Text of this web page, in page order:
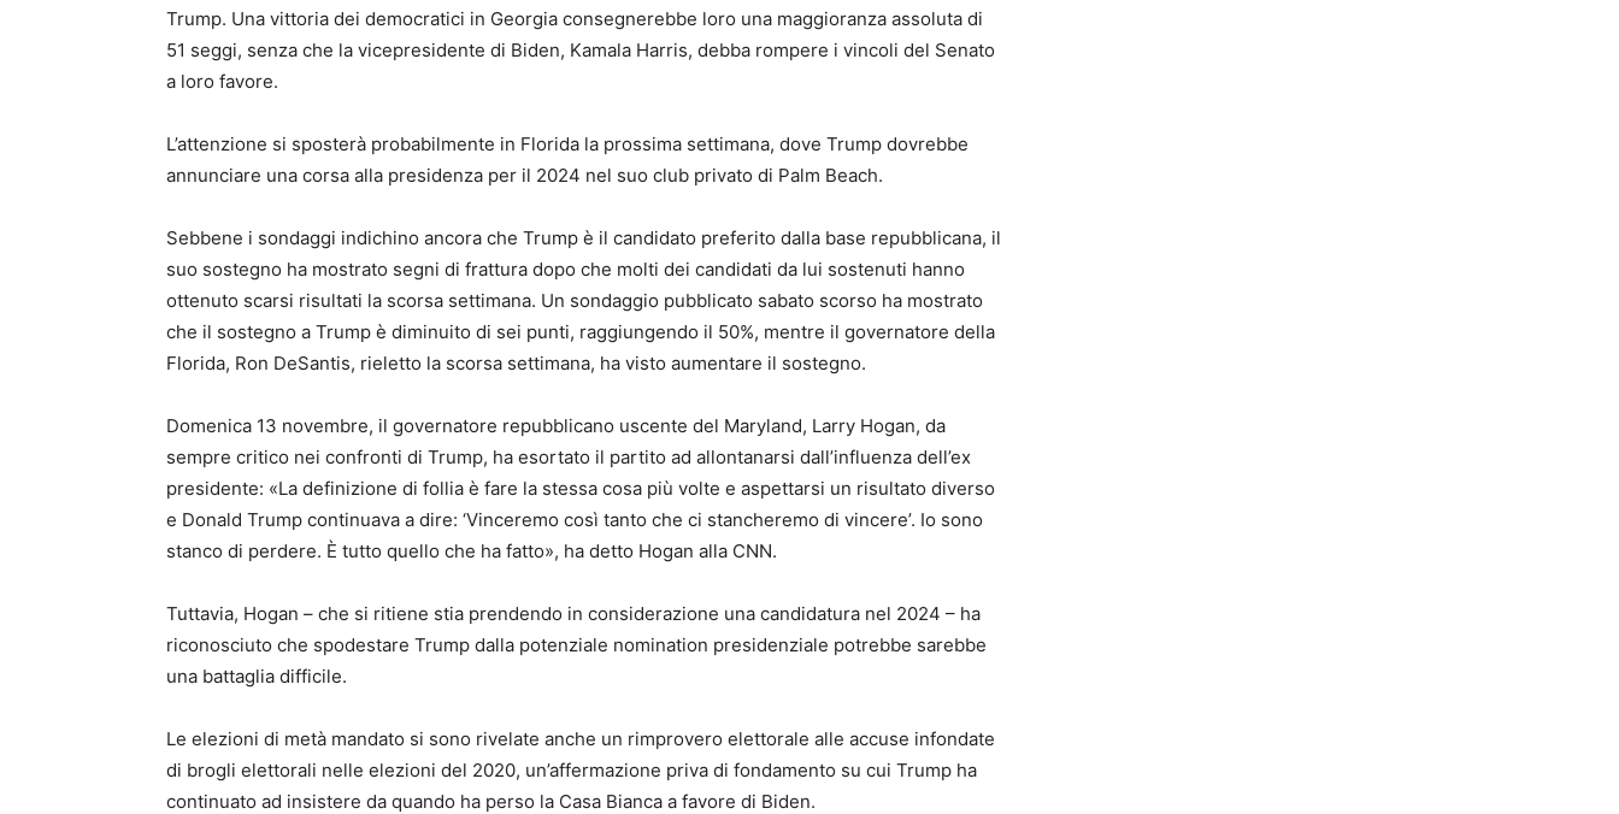
Trump. Una vittoria dei democratici in Georgia consegnerebbe loro una maggioranza assoluta di
51 seggi, senza che la vicepresidente di Biden, Kamala Harris, debba rompere i vincoli del Senato
a loro favore.
L’attenzione si sposterà probabilmente in Florida la prossima settimana, dove Trump dovrebbe
annunciare una corsa alla presidenza per il 2024 nel suo club privato di Palm Beach.
Sebbene i sondaggi indichino ancora che Trump è il candidato preferito dalla base repubblicana, il
suo sostegno ha mostrato segni di frattura dopo che molti dei candidati da lui sostenuti hanno
ottenuto scarsi risultati la scorsa settimana. Un sondaggio pubblicato sabato scorso ha mostrato
che il sostegno a Trump è diminuito di sei punti, raggiungendo il 50%, mentre il governatore della
Florida, Ron DeSantis, rieletto la scorsa settimana, ha visto aumentare il sostegno.
Domenica 13 novembre, il governatore repubblicano uscente del Maryland, Larry Hogan, da
sempre critico nei confronti di Trump, ha esortato il partito ad allontanarsi dall’influenza dell’ex
presidente: «La definizione di follia è fare la stessa cosa più volte e aspettarsi un risultato diverso
e Donald Trump continuava a dire: ‘Vinceremo così tanto che ci stancheremo di vincere’. Io sono
stanco di perdere. È tutto quello che ha fatto», ha detto Hogan alla CNN.
Tuttavia, Hogan – che si ritiene stia prendendo in considerazione una candidatura nel 2024 – ha
riconosciuto che spodestare Trump dalla potenziale nomination presidenziale potrebbe sarebbe
una battaglia difficile.
Le elezioni di metà mandato si sono rivelate anche un rimprovero elettorale alle accuse infondate
di brogli elettorali nelle elezioni del 2020, un’affermazione priva di fondamento su cui Trump ha
continuato ad insistere da quando ha perso la Casa Bianca a favore di Biden.